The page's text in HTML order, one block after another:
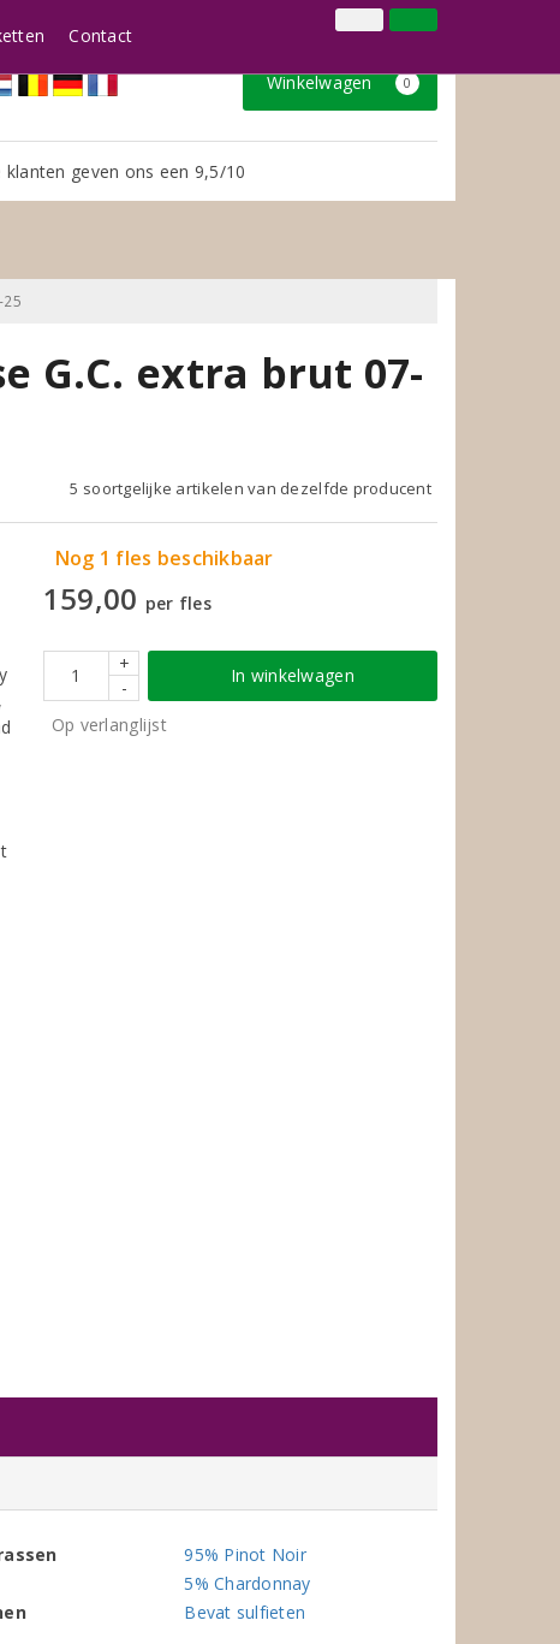
Klantenservice
Winkelwagen 0
klanten geven ons een 9,5/10
Contact
G.C. extra brut 07-
5 soortgelijke artikelen van dezelfde producent
Nog 1 fles beschikbaar
159,00 per fles
+
-
In winkelwagen
Op verlanglijst
95% Pinot Noir
5% Chardonnay
Bevat sulfieten